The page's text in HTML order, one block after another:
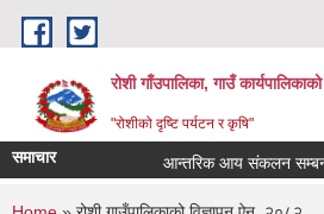
Skip to main content
रोशी गाँउपालिका, गाउँ
"रोशीको दृष्टि पर्यटन र कृषि"
समाचार आन्तरिक आय संकलन